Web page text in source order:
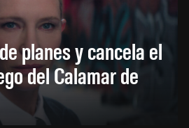
planes y cancela el
del Calamar de